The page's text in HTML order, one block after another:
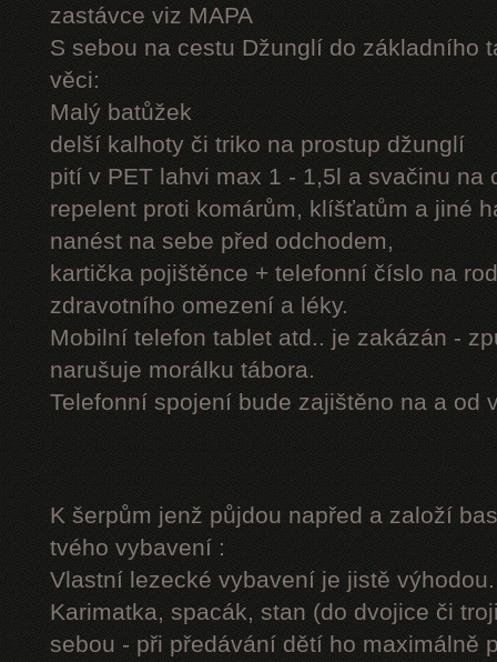
zastávce viz MAPA
S sebou na cestu Džunglí do základního
věci:
Malý batůžek
delší kalhoty či triko na prostup džunglí
pití v PET lahvi max 1 - 1,5l a svačinu na
repelent proti komárům, klíšťatům a jiné
nanést na sebe před odchodem,
kartička pojištěnce + telefonní číslo na
zdravotního omezení a léky.
Mobilní telefon tablet atd.. je zakázán -
narušuje morálku tábora.
Telefonní spojení bude zajištěno na a od
K šerpům jenž půjdou napřed a založí
tvého vybavení :
Vlastní lezecké vybavení je jistě výhodou.
Karimatka, spacák, stan (do dvojice či
sebou - při předávání dětí ho maximálně